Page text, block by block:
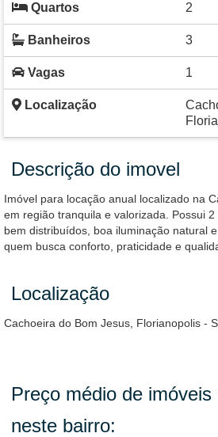
Quartos 2
Banheiros 3
Vagas 1
Localização
Descrição do imovel
Imóvel para locação anual localizado na
em região tranquila e valorizada. Possui
bem distribuídos, boa iluminação natural
quem busca conforto, praticidade e
Localização
Cachoeira do Bom Jesus, Florianopolis -
Preço médio de imóveis
neste bairro: